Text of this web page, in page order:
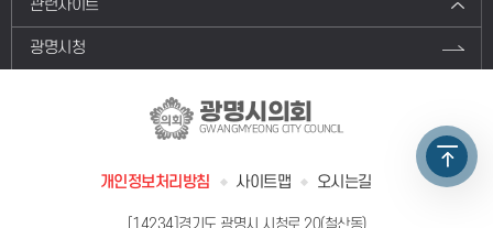
관련사이트
광명시청
광명시의회
GWANGMYEONG CITY COUNCIL
개인정보처리방침 사이트맵 오시는길
[14234]경기도 광명시 시청로 20(철산동)